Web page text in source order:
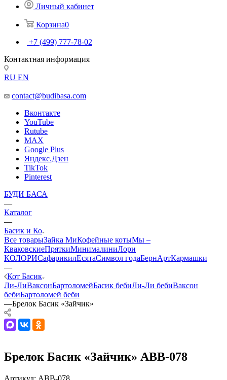
Личный кабинет
Корзина0
+7 (499) 777-78-02
Контактная информация
RU EN
contact@budibasa.com
Вконтакте
YouTube
Rutube
MAX
Google Plus
Яндекс.Дзен
TikTok
Pinterest
БУДИ БАСА
—
Каталог
—
Басик и Ко
Все товарыЗайка МиКофейные котыМы –
КваковскиеПряткиМинималиниЛори
КОЛОРИСафарикилЕсятаСимвол годаБернАртКармашки
—
Кот Басик
Ли-ЛиВаксонБартоломейБасик бебиЛи-Ли бебиВаксон
бебиБартоломей беби
—Брелок Басик «Зайчик»
Брелок Басик «Зайчик» ABB-078
Артикул: ABB-078